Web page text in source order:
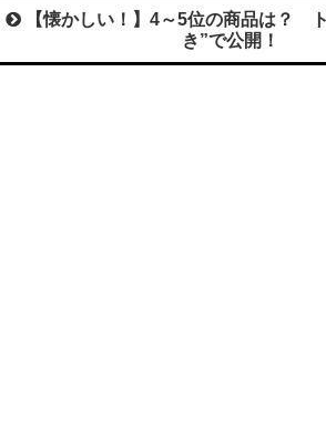
【懐かしい！】4～5位の商品は？
き”で公開！